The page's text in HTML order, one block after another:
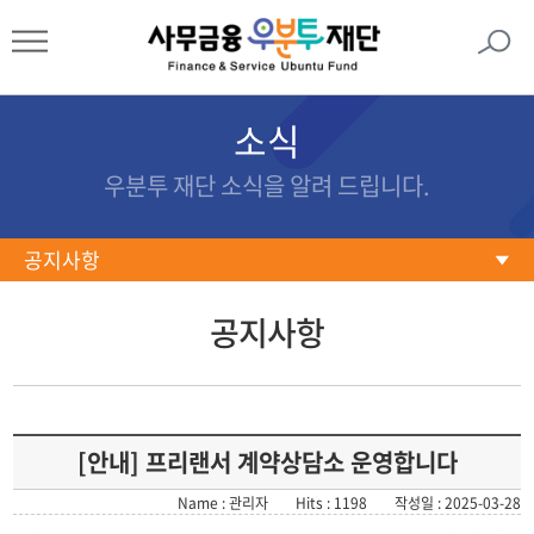
소식
우분투 재단 소식을 알려 드립니다.
공지사항
사업홍보
보도자료
언론보도
뉴스레터
공지사항
[안내] 프리랜서 계약상담소 운영합니다
Name : 관리자 Hits : 1198 작성일 : 2025-03-28